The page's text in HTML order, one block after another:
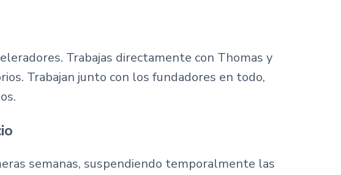
Trabajas directamente con Thomas y
Trabajan junto con los fundadores en todo,
semanas, suspendiendo temporalmente las